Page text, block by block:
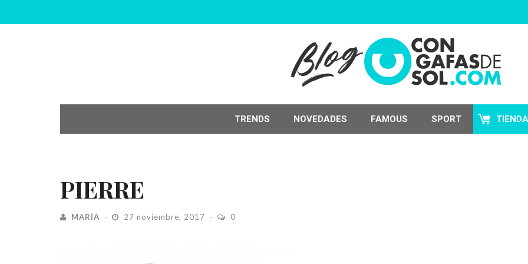
TRENDS NOVEDADES FAMOUS SPORT TIENDA
PIERRE
MARÍA 27 noviembre, 2017 0